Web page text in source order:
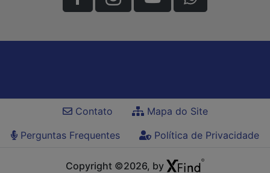
Contato
Mapa do Site
Perguntas Frequentes
Política de Privacidade
Copyright ©2026, by